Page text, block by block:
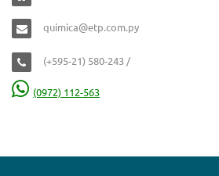
quimica@etp.com.py
(+595-21) 580-243 /
(0972) 112-563